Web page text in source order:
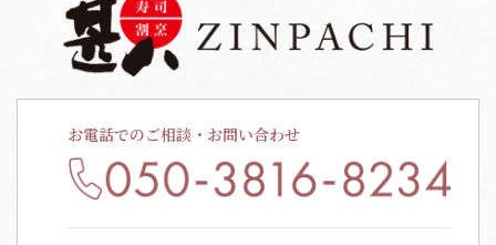
お電話でのご相談・お問い合わせ